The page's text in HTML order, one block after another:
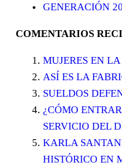
GENERACIÓN
COMENTARIOS
MUJERES EN
ASÍ ES LA
SUELDOS
¿CÓMO
SERVICIO DEL
KARLA
HISTÓRICO EN